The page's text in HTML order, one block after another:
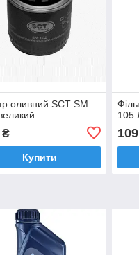
оливний SCT SM
Купити
105
109